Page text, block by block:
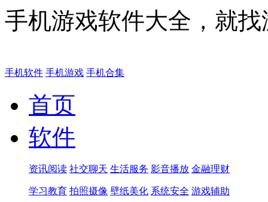
手机游戏软件大全，就
手机软件 手机游戏 手机合集
首页
软件
资讯阅读 社交聊天 生活服务 影音播放 金融理财
学习教育 拍照摄像 壁纸美化 系统安全 游戏辅助